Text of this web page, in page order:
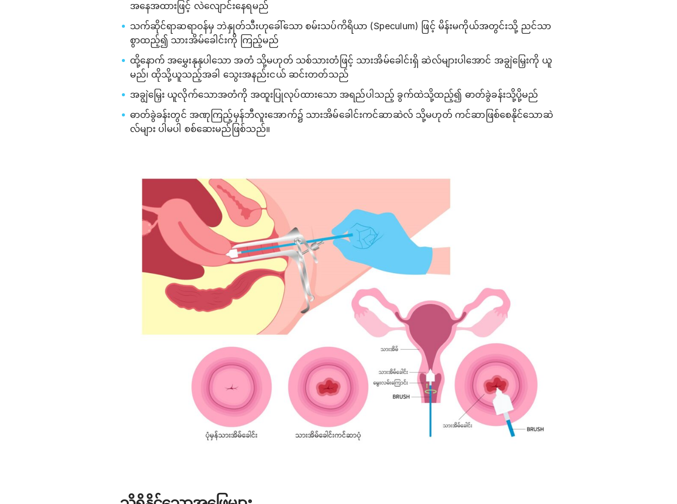
အနေအထားဖြင့် လဲလျောင်းနေရမည်
သက်ဆိုင်ရာဆရာဝန်မှ ဘဲနှုတ်သီးဟုခေါ်သော စမ်းသပ်ကိရိယာ (Speculum) ဖြင့် မိန်းမကိုယ်အတွင်းသို့ ညင်သာ
စွာထည့်၍ သားအိမ်ခေါင်းကို ကြည့်မည်
ထို့နောက် အမွှေးနုနုပါသော အတံ သို့မဟုတ် သစ်သားတံဖြင့် သားအိမ်ခေါင်းရှိ ဆဲလ်များပါအောင် အချွဲမြှေးကို ယူ
မည်၊ ထိုသို့ယူသည့်အခါ သွေးအနည်းငယ် ဆင်းတတ်သည်
အချွဲမြှေး ယူလိုက်သောအတံကို အထူးပြုလုပ်ထားသော အရည်ပါသည့် ခွက်ထဲသို့ထည့်၍ ဓာတ်ခွဲခန်းသို့ပို့မည်
ဓာတ်ခွဲခန်းတွင် အဏုကြည့်မှန်ဘီလူးအောက်၌ သားအိမ်ခေါင်းကင်ဆာဆဲလ် သို့မဟုတ် ကင်ဆာဖြစ်စေနိုင်သောဆဲ
လ်များ ပါမပါ စစ်ဆေးမည်ဖြစ်သည်။